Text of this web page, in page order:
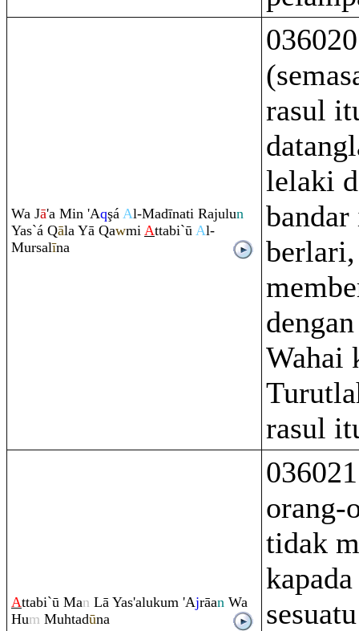
Wa Jā'a Min 'Aqşá Al-Madīnati Rajulun
Yas`á Qāla Yā Qawmi Attabi`ū Al-
Mursalīna
rasul
lelaki
Wahai
rasul
Attabi`ū Man Lā Yas'alukum 'Ajrāan Wa
Hum Muhtadūna
orang-
tidak